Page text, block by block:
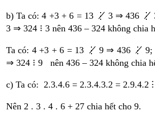
b) Ta có: 4 +3 + 6 = 13 ⋮̸ 3 ⇒ 436 ⋮̸
3 ⇒ 324 ⁝ 3 nên 436 – 324 không chia
Ta có: 4 +3 + 6 = 13 ⋮̸ 9 ⇒ 436 ⋮̸ 9;
⇒ 324 ⁝ 9 nên 436 – 324 không chia
c) Ta có: 2.3.4.6 = 2.3.4.3.2 = 2.9.4.2 ⁝
Nên 2 . 3 . 4 . 6 + 27 chia hết cho 9.